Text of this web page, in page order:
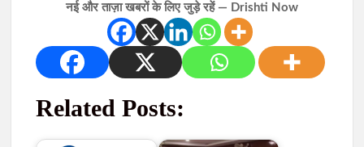
नई और ताज़ा खबरों के लिए जुड़े रहें — Drishti Now
Related Posts: